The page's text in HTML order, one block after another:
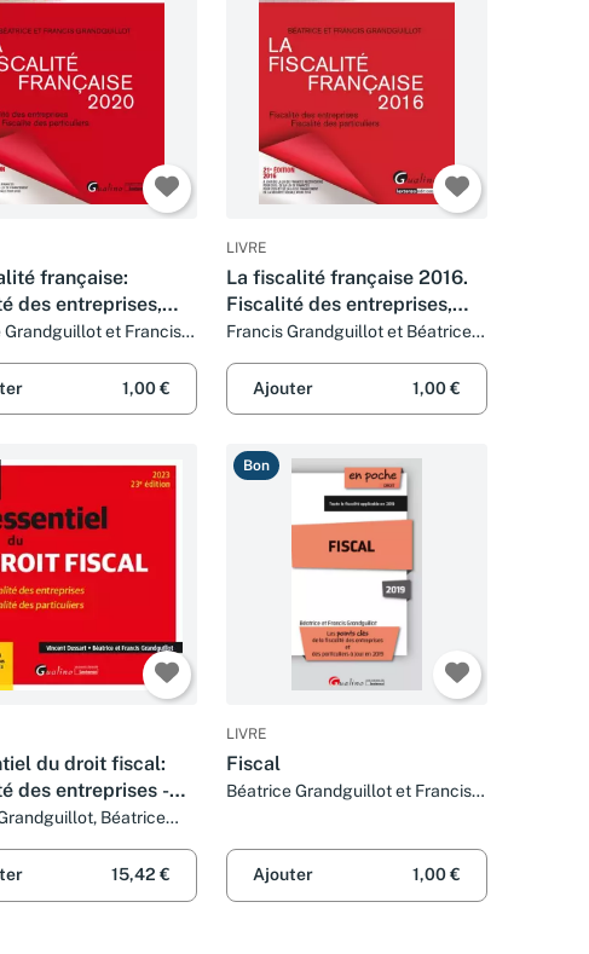
française:
des entreprises,
des particuliers
Grandguillot et Francis
1,00 €
LIVRE
La fiscalité française 2016.
Fiscalité des entreprises,
fiscalité des particuliers
Francis Grandguillot et Béatrice
Ajouter
1,00 €
du droit fiscal:
des entreprises -
des particuliers - À
la loi de finances
(2023)
Béatrice
15,42 €
Bon
LIVRE
Fiscal
Béatrice Grandguillot et Francis
Ajouter 1,00 €